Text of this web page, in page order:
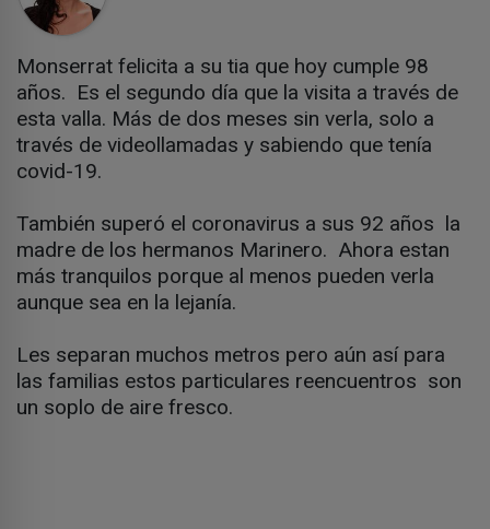
Monserrat felicita a su tia que hoy cumple 98
años. Es el segundo día que la visita a través de
esta valla. Más de dos meses sin verla, solo a
través de videollamadas y sabiendo que tenía
covid-19.
También superó el coronavirus a sus 92 años la
madre de los hermanos Marinero. Ahora estan
más tranquilos porque al menos pueden verla
aunque sea en la lejanía.
Les separan muchos metros pero aún así para
las familias estos particulares reencuentros son
un soplo de aire fresco.